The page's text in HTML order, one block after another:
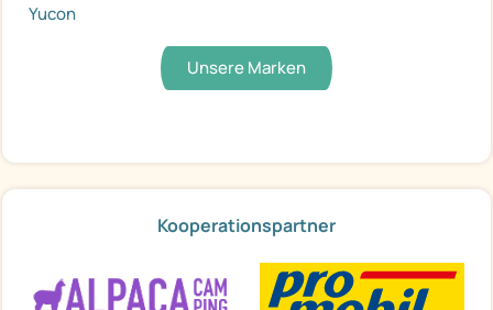
Yucon
Unsere Marken
Kooperationspartner